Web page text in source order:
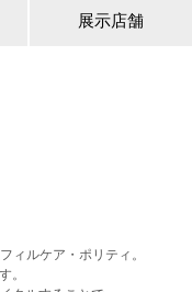
展示店舗
ィルケア・ポリティ。
。